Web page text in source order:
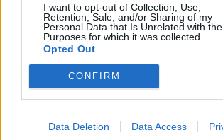
I want to opt-out of Collection, Use,
Retention, Sale, and/or Sharing of my
Personal Data that Is Unrelated with the
Purposes for which it was collected.
Opted Out
CONFIRM
Data Deletion Data Access